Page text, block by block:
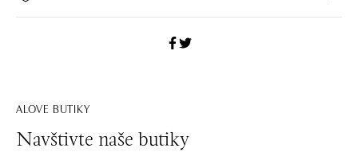
ALOVE BUTIKY
Navštivte naše butiky